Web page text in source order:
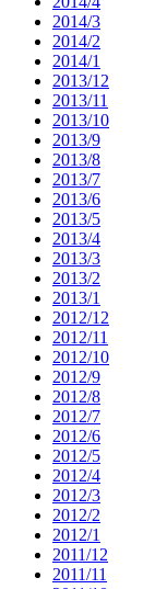
2014/3
2014/2
2014/1
2013/12
2013/11
2013/10
2013/9
2013/8
2013/7
2013/6
2013/5
2013/4
2013/3
2013/2
2013/1
2012/12
2012/11
2012/10
2012/9
2012/8
2012/7
2012/6
2012/5
2012/4
2012/3
2012/2
2012/1
2011/12
2011/11